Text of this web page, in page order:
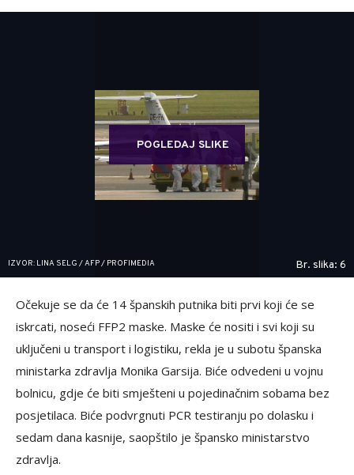
POGLEDAJ SLIKE
IZVOR: LINA SELG / AFP / PROFIMEDIA Br. slika: 6
Očekuje se da će 14 španskih putnika biti prvi koji će se
iskrcati, noseći FFP2 maske. Maske će nositi i svi koji su
uključeni u transport i logistiku, rekla je u subotu španska
ministarka zdravlja Monika Garsija. Biće odvedeni u vojnu
bolnicu, gdje će biti smješteni u pojedinačnim sobama bez
posjetilaca. Biće podvrgnuti PCR testiranju po dolasku i
sedam dana kasnije, saopštilo je špansko ministarstvo
zdravlja.